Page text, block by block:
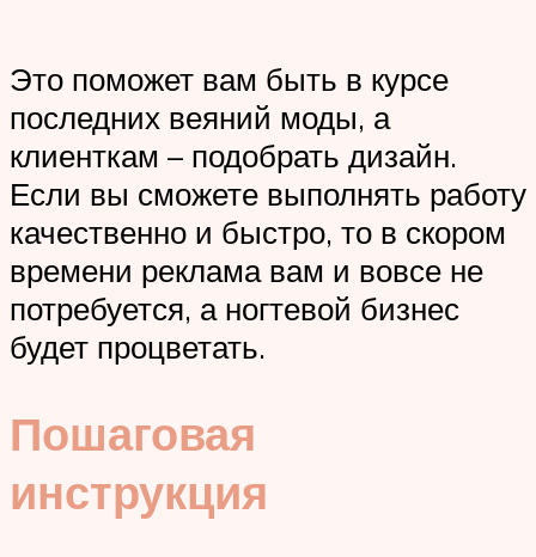
Это поможет вам быть в курсе
последних веяний моды, а
клиенткам – подобрать дизайн.
Если вы сможете выполнять работу
качественно и быстро, то в скором
времени реклама вам и вовсе не
потребуется, а ногтевой бизнес
будет процветать.
Пошаговая
инструкция